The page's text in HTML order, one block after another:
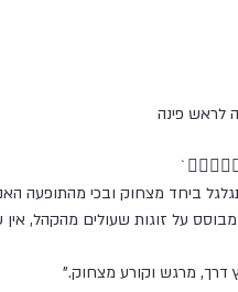
לראש פינה
ביחד מצחוק ובכי מהתופעה
על זוגות שעולים מהקהל, אין
דרך, מרגש וקורע מצחוק."